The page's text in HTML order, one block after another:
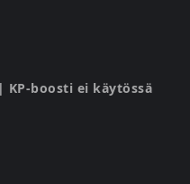
boosti ei käytössä